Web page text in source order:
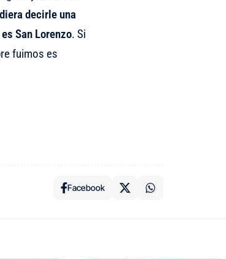
decirle una
San Lorenzo. Si
fuimos es
Facebook